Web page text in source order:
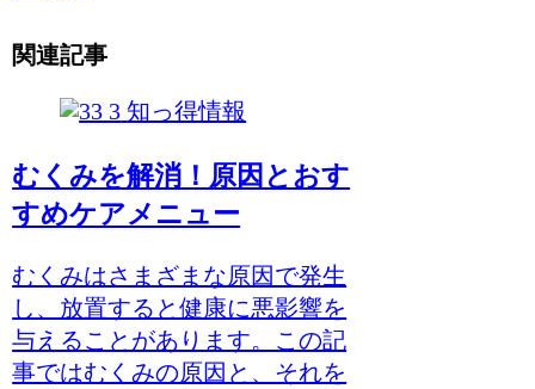
関連記事
知っ得情報
むくみを解消！原因とおす
すめケアメニュー
むくみはさまざまな原因で発生
し、放置すると健康に悪影響を
与えることがあります。この記
事ではむくみの原因と、それを